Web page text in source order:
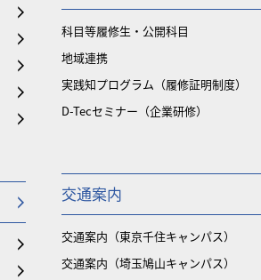
科目等履修生・公開科目
地域連携
実践知プログラム（履修証明制度）
D-Tecセミナー（企業研修）
交通案内
交通案内（東京千住キャンパス）
交通案内（埼玉鳩山キャンパス）